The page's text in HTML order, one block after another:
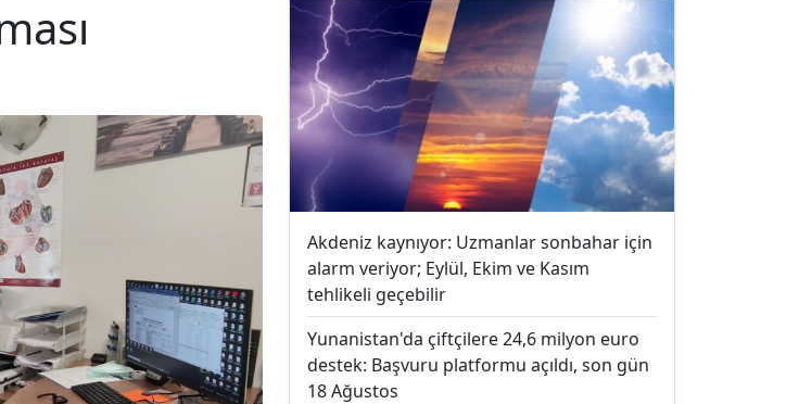
Akdeniz kaynıyor: Uzmanlar sonbahar için
alarm veriyor; Eylül, Ekim ve Kasım
tehlikeli geçebilir
Yunanistan'da çiftçilere 24,6 milyon euro
destek: Başvuru platformu açıldı, son gün
18 Ağustos